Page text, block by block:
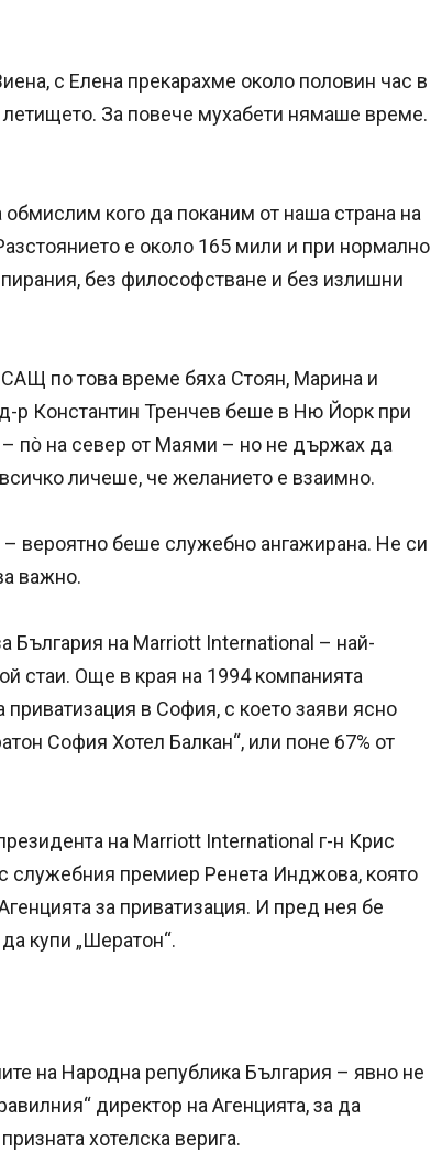
с Елена прекарахме около половин час в
летището. За повече мухабети нямаше време.
кого да поканим от наша страна на
е около 165 мили и при нормално
без философстване и без излишни
по това време бяха Стоян, Марина и
Константин Тренчев беше в Ню Йорк при
– по̀ на север от Маями – но не държах да
личеше, че желанието е взаимно.
вероятно беше служебно ангажирана. Не си
важно.
България на Marriott International – най-
стаи. Още в края на 1994 компанията
в София, с което заяви ясно
София Хотел Балкан“, или поне 67% от
на Marriott International г-н Крис
премиер Ренета Инджова, която
за приватизация. И пред нея бе
купи „Шератон“.
на Народна република България – явно не
директор на Агенцията, за да
хотелска верига.